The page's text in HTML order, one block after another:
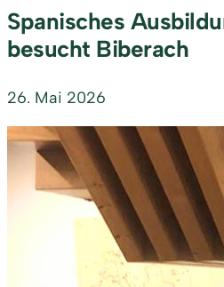
Spanisches
besucht Biberach
26. Mai 2026